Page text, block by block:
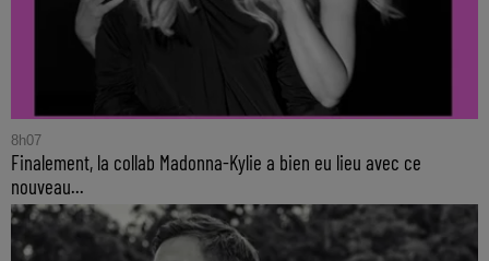
8h07
Finalement, la collab Madonna-Kylie a bien eu lieu avec ce
nouveau...